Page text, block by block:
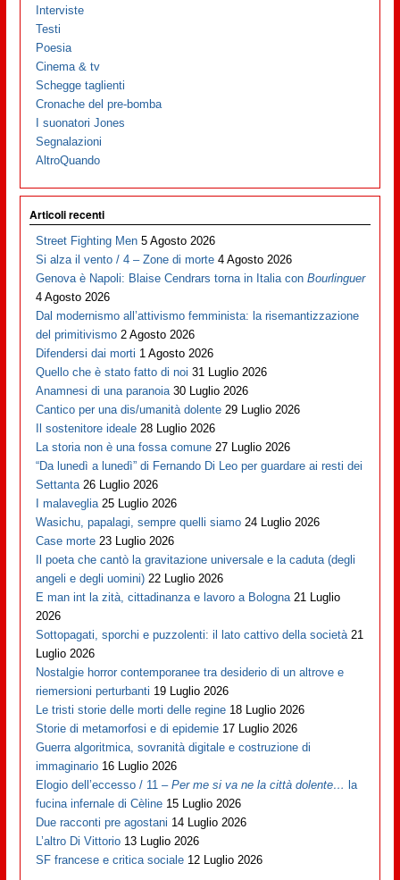
Interviste
Testi
Poesia
Cinema & tv
Schegge taglienti
Cronache del pre-bomba
I suonatori Jones
Segnalazioni
AltroQuando
Articoli recenti
Street Fighting Men 5 Agosto 2026
Si alza il vento / 4 – Zone di morte 4 Agosto 2026
Genova è Napoli: Blaise Cendrars torna in Italia conBourlinguer
4 Agosto 2026
Dal modernismo all’attivismo femminista: la risemantizzazione
del primitivismo 2 Agosto 2026
Difendersi dai morti 1 Agosto 2026
Quello che è stato fatto di noi 31 Luglio 2026
Anamnesi di una paranoia 30 Luglio 2026
Cantico per una dis/umanità dolente 29 Luglio 2026
Il sostenitore ideale 28 Luglio 2026
La storia non è una fossa comune 27 Luglio 2026
“Da lunedì a lunedì” di Fernando Di Leo per guardare ai resti dei
Settanta 26 Luglio 2026
I malaveglia 25 Luglio 2026
Wasichu, papalagi, sempre quelli siamo 24 Luglio 2026
Case morte 23 Luglio 2026
Il poeta che cantò la gravitazione universale e la caduta (degli
angeli e degli uomini) 22 Luglio 2026
E man int la zità, cittadinanza e lavoro a Bologna 21 Luglio
2026
Sottopagati, sporchi e puzzolenti: il lato cattivo della società 21
Luglio 2026
Nostalgie horror contemporanee tra desiderio di un altrove e
riemersioni perturbanti 19 Luglio 2026
Le tristi storie delle morti delle regine 18 Luglio 2026
Storie di metamorfosi e di epidemie 17 Luglio 2026
Guerra algoritmica, sovranità digitale e costruzione di
immaginario 16 Luglio 2026
Elogio dell’eccesso / 11 –Per me si va ne la città dolente… la
fucina infernale di Cèline 15 Luglio 2026
Due racconti pre agostani 14 Luglio 2026
L’altro Di Vittorio 13 Luglio 2026
SF francese e critica sociale 12 Luglio 2026